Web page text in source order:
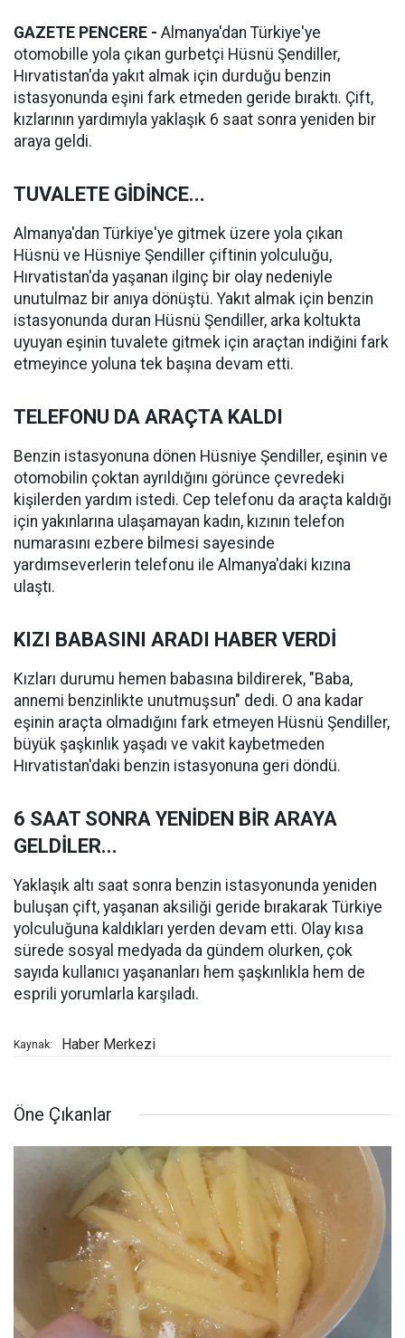
GAZETE PENCERE - Almanya'dan Türkiye'ye
otomobille yola çıkan gurbetçi Hüsnü Şendiller,
Hırvatistan'da yakıt almak için durduğu benzin
istasyonunda eşini fark etmeden geride bıraktı. Çift,
kızlarının yardımıyla yaklaşık 6 saat sonra yeniden bir
araya geldi.
TUVALETE GİDİNCE...
Almanya'dan Türkiye'ye gitmek üzere yola çıkan
Hüsnü ve Hüsniye Şendiller çiftinin yolculuğu,
Hırvatistan'da yaşanan ilginç bir olay nedeniyle
unutulmaz bir anıya dönüştü. Yakıt almak için benzin
istasyonunda duran Hüsnü Şendiller, arka koltukta
uyuyan eşinin tuvalete gitmek için araçtan indiğini fark
etmeyince yoluna tek başına devam etti.
TELEFONU DA ARAÇTA KALDI
Benzin istasyonuna dönen Hüsniye Şendiller, eşinin ve
otomobilin çoktan ayrıldığını görünce çevredeki
kişilerden yardım istedi. Cep telefonu da araçta kaldığı
için yakınlarına ulaşamayan kadın, kızının telefon
numarasını ezbere bilmesi sayesinde
yardımseverlerin telefonu ile Almanya'daki kızına
ulaştı.
KIZI BABASINI ARADI HABER VERDİ
Kızları durumu hemen babasına bildirerek, "Baba,
annemi benzinlikte unutmuşsun" dedi. O ana kadar
eşinin araçta olmadığını fark etmeyen Hüsnü Şendiller,
büyük şaşkınlık yaşadı ve vakit kaybetmeden
Hırvatistan'daki benzin istasyonuna geri döndü.
6 SAAT SONRA YENİDEN BİR ARAYA
GELDİLER...
Yaklaşık altı saat sonra benzin istasyonunda yeniden
buluşan çift, yaşanan aksiliği geride bırakarak Türkiye
yolculuğuna kaldıkları yerden devam etti. Olay kısa
sürede sosyal medyada da gündem olurken, çok
sayıda kullanıcı yaşananları hem şaşkınlıkla hem de
esprili yorumlarla karşıladı.
Kaynak: Haber Merkezi
Öne Çıkanlar